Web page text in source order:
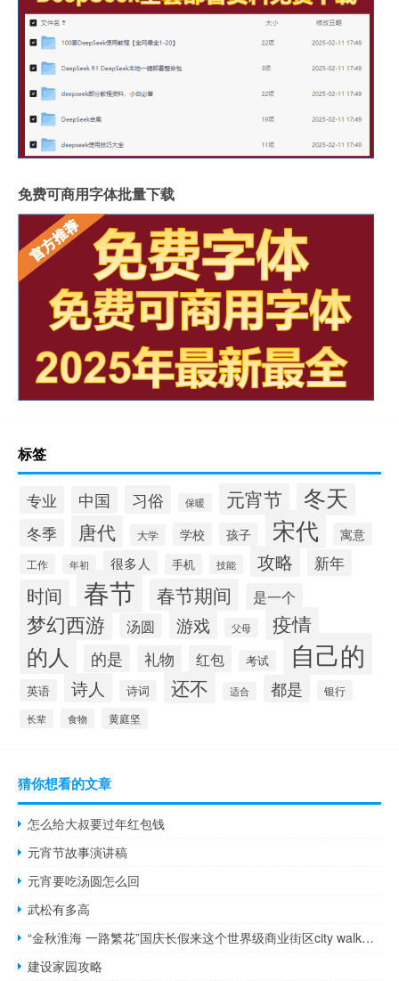
免费可商用字体批量下载
标签
专业 中国 习俗 保暖 元宵节 冬天
冬季 唐代 大学 学校 孩子 宋代 寓意
工作 年初 很多人 手机 技能 攻略 新年
时间 春节 春节期间 是一个
梦幻西游 汤圆 游戏 父母 疫情
的人 的是 礼物 红包 考试 自己的
英语 诗人 诗词 还不 适合 都是 银行
长辈 食物 黄庭坚
猜你想看的文章
怎么给大叔要过年红包钱
元宵节故事演讲稿
元宵要吃汤圆怎么回
武松有多高
“金秋淮海 一路繁花”国庆长假来这个世界级商业街区city walk吧 到底什么情况嘞
建设家园攻略